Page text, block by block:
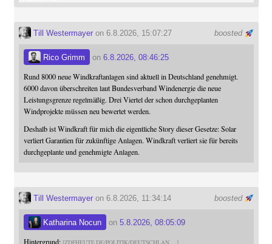
boosted
Till Westermayeron 6.8.2026, 15:07:27
Rico Grimm on 6.8.2026, 08:46:25
Rund 8000 neue Windkraftanlagen sind aktuell in Deutschland genehmigt.
6000 davon überschreiten laut Bundesverband Windenergie die neue
Leistungsgrenze regelmäßig. Drei Viertel der schon durchgeplanten
Windprojekte müssen neu bewertet werden.
Deshalb ist Windkraft für mich die eigentliche Story dieser Gesetze: Solar
verliert Garantien für zukünftige Anlagen. Windkraft verliert sie für bereits
durchgeplante und genehmigte Anlagen.
boosted
Till Westermayeron 6.8.2026, 11:34:14
Katharina Nocun on 5.8.2026, 08:05:09
Hintergrund: